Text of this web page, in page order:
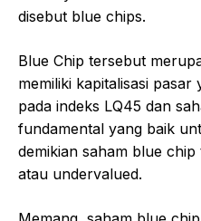
disebut blue chips.
Blue Chip tersebut
memiliki kapitalisasi
pada indeks LQ45 dan
fundamental yang baik
demikian saham blue
atau undervalued.